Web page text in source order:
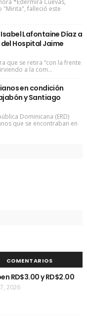
*Edermira Cuevas,
"Mirita", falleció este
Lafontaine Díaz a
Hospital Jaime
que se retira “con la frente
a la com...
en condición
y Santiago
Dominicana (ERD)
que se encontraban en
COMENTARIOS
RD$3.00 y RD$2.00
2026